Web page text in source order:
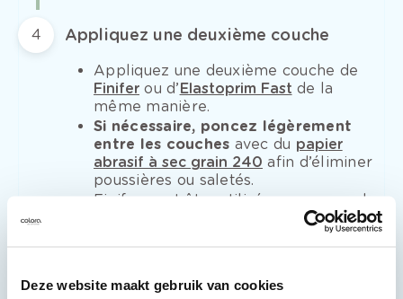
Deze website maakt gebruik van cookies
4 Appliquez une deuxième couche
Appliquez une deuxième couche de
Finifer ou d’Elastoprim Fast de la
même manière.
Si nécessaire, poncez légèrement
entre les couches avec du papier
abrasif à sec grain 240 afin d’éliminer
poussières ou saletés.
Finifer peut être utilisé comme couche
de fond et couche de finition.Si vous
utilisez Finifer comme couche de
une autre laque de finition, deux